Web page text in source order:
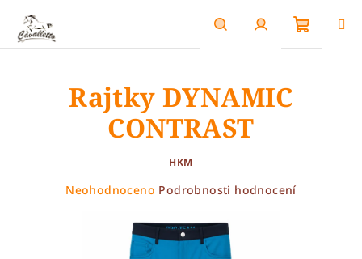
obsah
HledatPřihlášení
Rajtky DYNAMIC
CONTRAST
HKM
Průměrné
Neohodnoceno Podrobnosti hodnocení